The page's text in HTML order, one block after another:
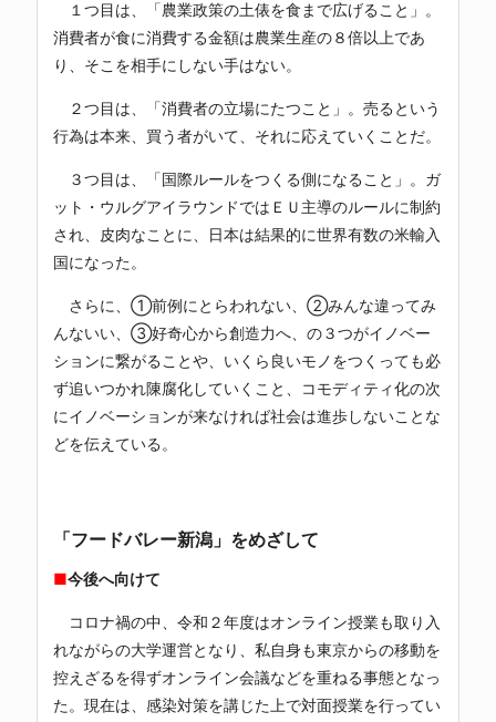
１つ目は、「農業政策の土俵を食まで広げること」。
消費者が食に消費する金額は農業生産の８倍以上であ
り、そこを相手にしない手はない。
２つ目は、「消費者の立場にたつこと」。売るという
行為は本来、買う者がいて、それに応えていくことだ。
３つ目は、「国際ルールをつくる側になること」。ガ
ット・ウルグアイラウンドではＥＵ主導のルールに制約
され、皮肉なことに、日本は結果的に世界有数の米輸入
国になった。
さらに、①前例にとらわれない、②みんな違ってみ
んないい、③好奇心から創造力へ、の３つがイノベー
ションに繋がることや、いくら良いモノをつくっても必
ず追いつかれ陳腐化していくこと、コモディティ化の次
にイノベーションが来なければ社会は進歩しないことな
どを伝えている。
「フードバレー新潟」をめざして
■今後へ向けて
コロナ禍の中、令和２年度はオンライン授業も取り入
れながらの大学運営となり、私自身も東京からの移動を
控えざるを得ずオンライン会議などを重ねる事態となっ
た。現在は、感染対策を講じた上で対面授業を行ってい